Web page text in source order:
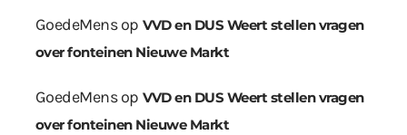
GoedeMensop VVD en DUS Weert stellen vragen
over fonteinen Nieuwe Markt
GoedeMensop VVD en DUS Weert stellen vragen
over fonteinen Nieuwe Markt